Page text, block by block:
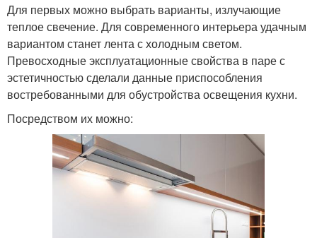
Для первых можно выбрать варианты, излучающие
теплое свечение. Для современного интерьера удачным
вариантом станет лента с холодным светом.
Превосходные эксплуатационные свойства в паре с
эстетичностью сделали данные приспособления
востребованными для обустройства освещения кухни.
Посредством их можно: